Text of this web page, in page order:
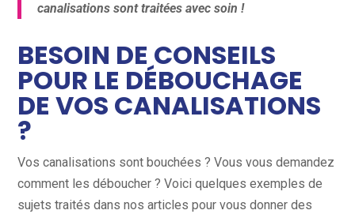
canalisations sont traitées avec soin !
BESOIN DE CONSEILS
POUR LE DÉBOUCHAGE
DE VOS CANALISATIONS
?
Vos canalisations sont bouchées ? Vous vous demandez
comment les déboucher ? Voici quelques exemples de
sujets traités dans nos articles pour vous donner des